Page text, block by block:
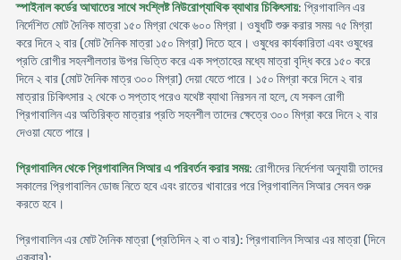
স্পাইনাল কর্ডের আঘাতের সাথে সংশ্লিষ্ট নিউরোপ্যাথিক ব্যাথার চিকিৎসায়: প্রিগাবালিন এর
নির্দেশিত মোট দৈনিক মাত্রা ১৫০ মিগ্রা থেকে ৬০০ মিগ্রা। ওষুধটি শুরু করার সময় ৭৫ মিগ্রা
করে দিনে ২ বার (মোট দৈনিক মাত্রা ১৫০ মিগ্রা) দিতে হবে। ওষুধের কার্যকারিতা এবং ওষুধের
প্রতি রোগীর সহনশীলতার উপর ভিত্তি করে এক সপ্তাহের মধ্যে মাত্রা বৃদ্ধি করে ১৫০ করে
দিনে ২ বার (মোট দৈনিক মাত্র ৩০০ মিগ্রা) দেয়া যেতে পারে। ১৫০ মিগ্রা করে দিনে ২ বার
মাত্রার চিকিৎসার ২ থেকে ৩ সপ্তাহ পরেও যথেষ্ট ব্যাথা নিরসন না হলে, যে সকল রোগী
প্রিগাবালিন এর অতিরিক্ত মাত্রার প্রতি সহনশীল তাদের ক্ষেত্রে ৩০০ মিগ্রা করে দিনে ২ বার
দেওয়া যেতে পারে।
প্রিগাবালিন থেকে প্রিগাবালিন সিআর এ পরিবর্তন করার সময়: রোগীদের নির্দেশনা অনুযায়ী তাদের
সকালের প্রিগাবালিন ডোজ নিতে হবে এবং রাতের খাবারের পরে প্রিগাবালিন সিআর সেবন শুরু
করতে হবে।
প্রিগাবালিন এর মোট দৈনিক মাত্রা (প্রতিদিন ২ বা ৩ বার): প্রিগাবালিন সিআর এর মাত্রা (দিনে